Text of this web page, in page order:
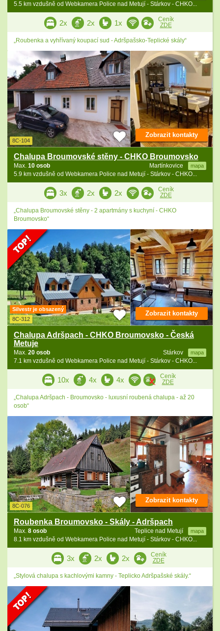
5.5 km vzdušně od Webkamera Police nad Metují - Stárkov - CHKO...
2x 2x 1x
Ceník
ZDE
„Roubenka a vyhřívaný koupací sud - Adršpašsko-Teplické skály“
8C-104
Chalupa Broumovské stěny - CHKO Broumovsko
Martínkovice mapa
Max. 10 osob
5.9 km vzdušně od Webkamera Police nad Metují - Stárkov - CHKO...
Zobrazit kontakty
3x 2x 2x
Ceník
ZDE
„Chalupa Broumovské stěny - 2 apartmány s kuchyní - CHKO
Broumovsko“
Silvestr je obsazený
8C-312
Chalupa Adršpach - CHKO Broumovsko - Česká
Metuje
Stárkov mapa
Max. 20 osob
7.1 km vzdušně od Webkamera Police nad Metují - Stárkov - CHKO...
Zobrazit kontakty
10x 4x 4x
Ceník
ZDE
„Chalupa Adršpach - Broumovsko - luxusní roubená chalupa - až 20
osob“
8C-076
Roubenka Broumovsko - Skály - Adršpach
Teplice nad Metují mapa
Max. 8 osob
8.1 km vzdušně od Webkamera Police nad Metují - Stárkov - CHKO...
Zobrazit kontakty
3x 2x 2x
Ceník
ZDE
„Stylová chalupa s kachlovými kamny - Teplicko Adršpašské skály.“